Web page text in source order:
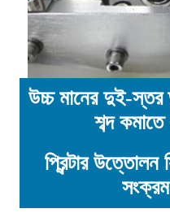
উচ্চ মানের দুই-স্তর
শব্দ কমাতে
প্রিন্টার উত্তোলন